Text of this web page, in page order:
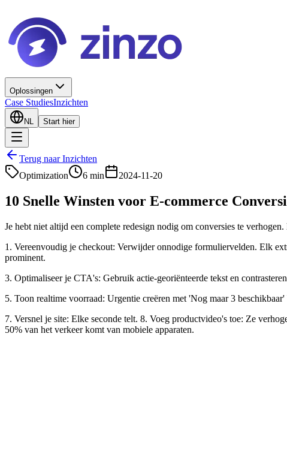
Oplossingen
Case StudiesInzichten
NL Start hier
Terug naar Inzichten
Optimization
6 min 2024-11-20
10 Snelle Winsten voor E-commerce
Je hebt niet altijd een complete redesign nodig om conversies te
1. Vereenvoudig je checkout: Verwijder onnodige formuliervelden. Elk
prominent.
3. Optimaliseer je CTA's: Gebruik actie-georiënteerde tekst en
5. Toon realtime voorraad: Urgentie creëren met 'Nog maar 3
7. Versnel je site: Elke seconde telt. 8. Voeg productvideo's toe: Ze
50% van het verkeer komt van mobiele apparaten.